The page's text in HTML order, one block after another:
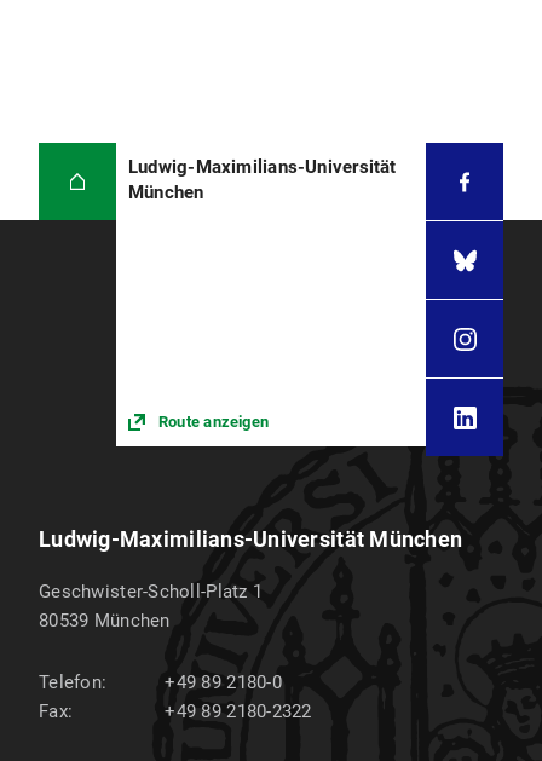
Ludwig-Maximilians-Universität
München
Route anzeigen
Ludwig-Maximilians-Universität München
Geschwister-Scholl-Platz 1
80539 München
Telefon:
+49 89 2180-0
Fax:
+49 89 2180-2322